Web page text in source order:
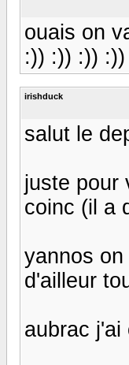
ouais on
:)) :)) :))
irishduck
salut le
juste pour
coinc (il a
yannos
d'ailleur
aubrac j'ai